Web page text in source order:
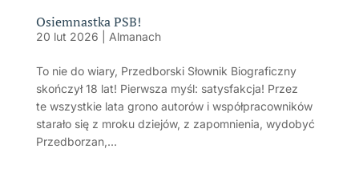
Osiemnastka PSB!
20 lut 2026 Almanach
To nie do wiary, Przedborski Słownik Biograficzny
skończył 18 lat! Pierwsza myśl: satysfakcja! Przez
te wszystkie lata grono autorów i współpracowników
starało się z mroku dziejów, z zapomnienia, wydobyć
Przedborzan,...